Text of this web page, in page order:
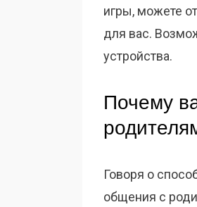
игры, можете
для вас.
устройства.
Почему
Говоря о
общения с